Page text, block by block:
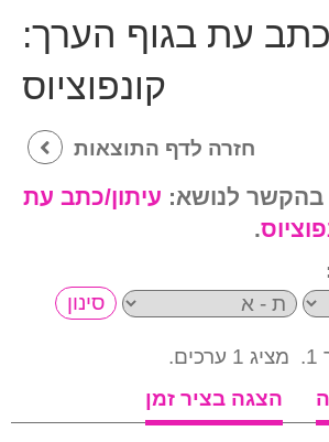
כתב עת בגוף הערך:
קונפוציוס
חזרה לדף התוצאות
עיתון/כתב עת
.
מציג 1 ערכים.
הצגה בציר זמן